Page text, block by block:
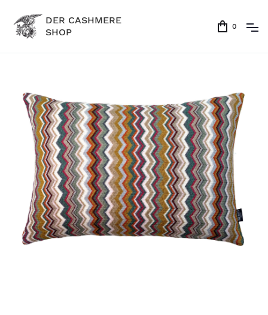
DER CASHMERE
SHOP
0